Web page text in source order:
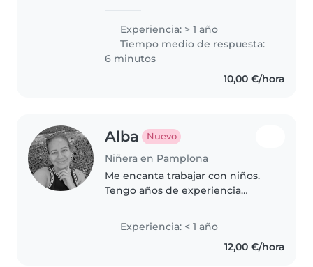
Primaria en la UPNA, lo que me
aporta conocimientos y
habilidades relevantes para el
cuidado..
Experiencia: > 1 año
Tiempo medio de respuesta:
6 minutos
10,00 €/hora
Alba Nuevo
Niñera en Pamplona
Me encanta trabajar con niños.
Tengo años de experiencia
bebés y niños pequeños.
También tengo experiencia con
Experiencia: < 1 año
12,00 €/hora